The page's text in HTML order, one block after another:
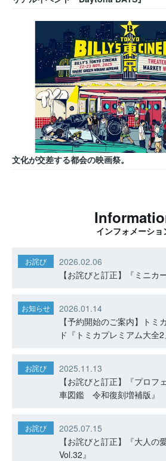
文化が交差する都会の映画祭。
インフォメーショ
お詫び
2026.02.06
【お詫びと訂正】『ミニカ
お知らせ
2026.01.14
【予約開始のご案内】トミ
ド『トミカプレミアム大全
お詫び
2025.11.13
【お詫びと訂正】『プロフ
車図鑑 令和復刻増補版』
お詫び
2025.07.15
【お詫びと訂正】『大人の
Vol.32』